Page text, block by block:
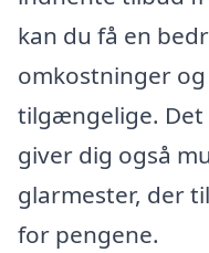
kan du få en
omkostninger
tilgængelige. Det
giver dig også
glarmester, der
for pengene.